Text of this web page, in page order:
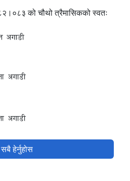
को चौथो त्रैमासिकको स्वतः
अगाडी
अगाडी
अगाडी
सबै हेर्नुहोस